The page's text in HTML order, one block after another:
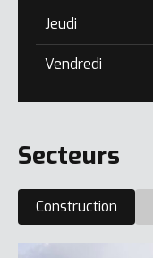
Jeudi
Vendredi
Secteurs
Construction